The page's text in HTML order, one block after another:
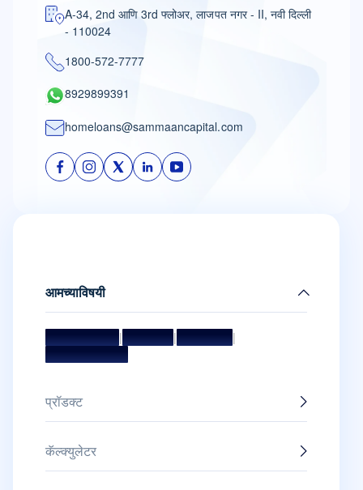
A-34, 2nd आणि 3rd फ्लोअर, लाजपत नगर - II, नवी दिल्ली
- 110024
1800-572-7777
8929899391
homeloans@sammaancapital.com
आमच्याविषयी
मिशन आणि व्हिजन|मॅनेजमेंट टीम|संचालक मंडळ|
पुरस्कार आणि सन्मान
प्रॉडक्ट
कॅल्क्युलेटर